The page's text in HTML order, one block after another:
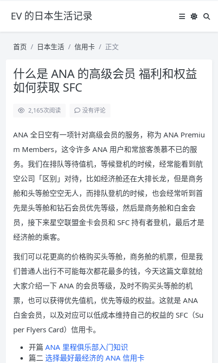
EV 的日本生活记录
首页 日本生活 信用卡 正文
什么是 ANA 的高级会员 福利和权益
如何获取 SFC
2,165次阅读 没有评论
ANA 全日空有一项针对高级会员的服务，称为 ANA Premiu
m Members，这令许多 ANA 用户和常旅客羡慕不已的服
务。我们在排队等待值机，等候登机的时候，经常能看到航
空公司「区别」对待，比如经济舱还在大排长龙，但是商务
舱和头等舱空空无人，而排队登机的时候，也会经常听到首
先是头等舱和钻石会员优先等级，然后是商务舱和白金会
员，接下来星空联盟金卡会员和 SFC 持有者登机，最后才是
经济舱的乘客。
我们可以花更高的价格购买头等舱，商务舱的机票，但是我
们普通人出行不可能每次都花最多的钱，今天这篇文章就给
大家介绍一下 ANA 的会员等级，及时不购买头等舱的机
票，也可以获得优先值机，优先等级的权益。这就是 ANA
白金会员，以及对应可以低成本维持自己的权益的 SFC（Su
per Flyers Card）信用卡。
开篇 ANA 里程俱乐部入门知识
篇二 选择最好最经济的 ANA 信用卡